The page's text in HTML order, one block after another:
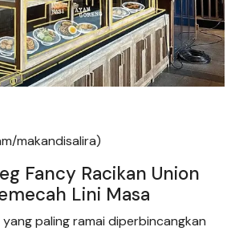
makandisalira)
Fancy Racikan Union
Lini Masa
paling ramai diperbincangkan